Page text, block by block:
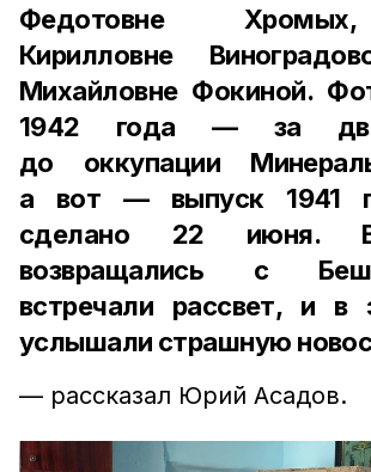
Федотовне
Кирилловне
Михайловне Фокиной.
1942 года — за
до оккупации
а вот — выпуск 1941
сделано 22 июня.
возвращались с
встречали рассвет, и в
услышали страшную
— рассказал Юрий Асадов.